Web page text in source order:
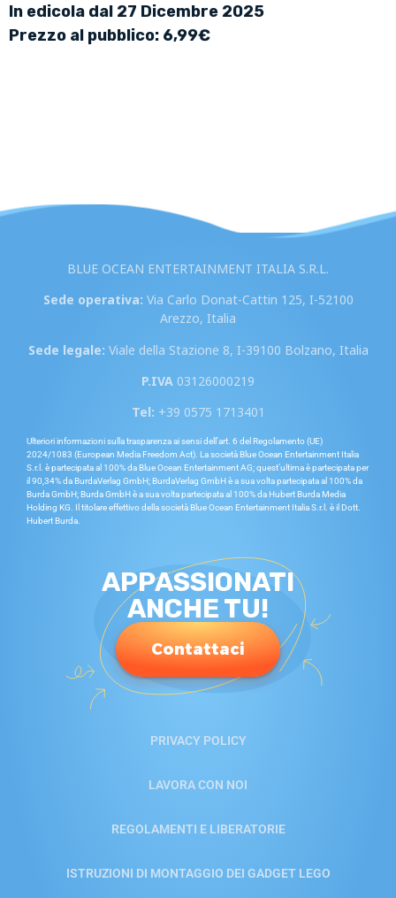
In edicola dal 27 Dicembre 2025
Prezzo al pubblico: 6,99€
BLUE OCEAN ENTERTAINMENT ITALIA S.R.L.
Sede operativa: Via Carlo Donat-Cattin 125, I-52100
Arezzo, Italia
Sede legale: Viale della Stazione 8, I-39100 Bolzano, Italia
P.IVA 03126000219
Tel: +39 0575 1713401
Ulteriori informazioni sulla trasparenza ai sensi dell’art. 6 del Regolamento (UE)
2024/1083 (European Media Freedom Act). La società Blue Ocean Entertainment Italia
S.r.l. è partecipata al 100% da Blue Ocean Entertainment AG; quest’ultima è partecipata per
il 90,34% da BurdaVerlag GmbH; BurdaVerlag GmbH è a sua volta partecipata al 100% da
Burda GmbH; Burda GmbH è a sua volta partecipata al 100% da Hubert Burda Media
Holding KG. Il titolare effettivo della società Blue Ocean Entertainment Italia S.r.l. è il Dott.
Hubert Burda.
APPASSIONATI
ANCHE TU!
Contattaci
PRIVACY POLICY
LAVORA CON NOI
REGOLAMENTI E LIBERATORIE
ISTRUZIONI DI MONTAGGIO DEI GADGET LEGO